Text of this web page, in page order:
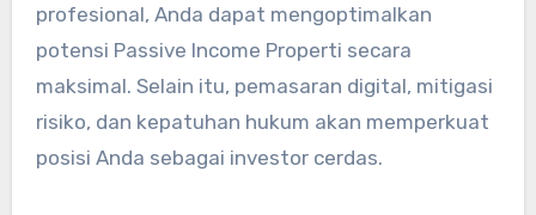
profesional, Anda dapat mengoptimalkan
potensi Passive Income Properti secara
maksimal. Selain itu, pemasaran digital, mitigasi
risiko, dan kepatuhan hukum akan memperkuat
posisi Anda sebagai investor cerdas.